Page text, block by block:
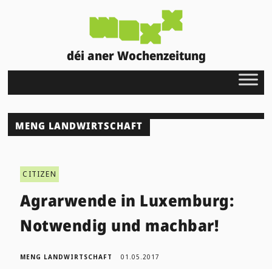
déi aner Wochenzeitung
MENG LANDWIRTSCHAFT
CITIZEN
Agrarwende in Luxemburg:
Notwendig und machbar!
MENG LANDWIRTSCHAFT 01.05.2017